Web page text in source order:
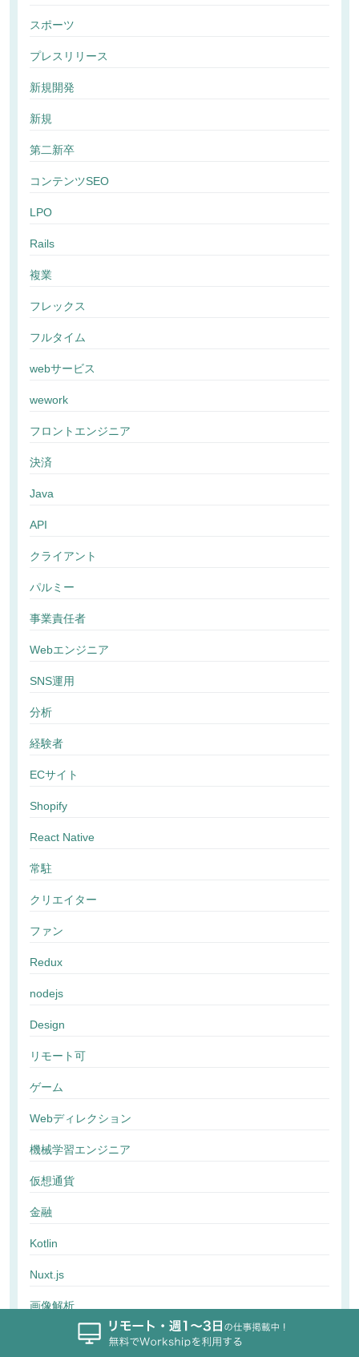
スポーツ
プレスリリース
新規開発
新規
第二新卒
コンテンツSEO
LPO
Rails
複業
フレックス
フルタイム
webサービス
wework
フロントエンジニア
決済
Java
API
クライアント
パルミー
事業責任者
Webエンジニア
SNS運用
分析
経験者
ECサイト
Shopify
React Native
常駐
クリエイター
ファン
Redux
nodejs
Design
リモート可
ゲーム
Webディレクション
機械学習エンジニア
仮想通貨
金融
Kotlin
Nuxt.js
画像解析